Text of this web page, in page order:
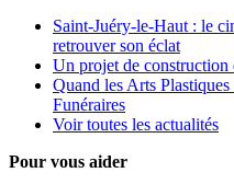
Saint-Juéry-le-Haut : le
retrouver son éclat
Un projet de
Quand les Arts
Funéraires
Voir toutes les actualités
Pour vous aider